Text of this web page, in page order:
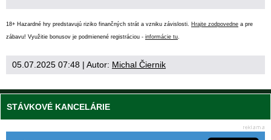
18+ Hazardné hry predstavujú riziko finančných strát a vzniku závislosti. Hrajte zodpovedne a pre
zábavu! Využitie bonusov je podmienené registráciou - informácie tu
05.07.2025 07:48 | Autor: Michal Čiernik
STÁVKOVÉ KANCELÁRIE